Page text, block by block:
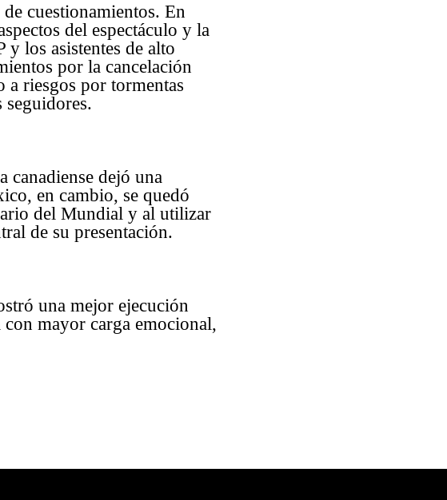
cuestionamientos. En
del espectáculo y la
los asistentes de alto
por la cancelación
riesgos por tormentas
seguidores.
canadiense dejó una
en cambio, se quedó
del Mundial y al utilizar
de su presentación.
una mejor ejecución
mayor carga emocional,